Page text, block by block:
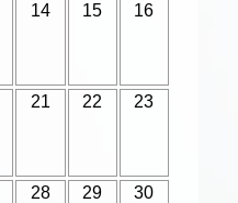
14 15 16
21 22 23
28 29 30